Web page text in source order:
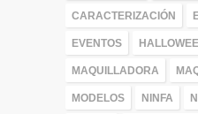
CARACTERIZACIÓN
EVENTOS
MAQUILLADORA
MODELOS NINFA